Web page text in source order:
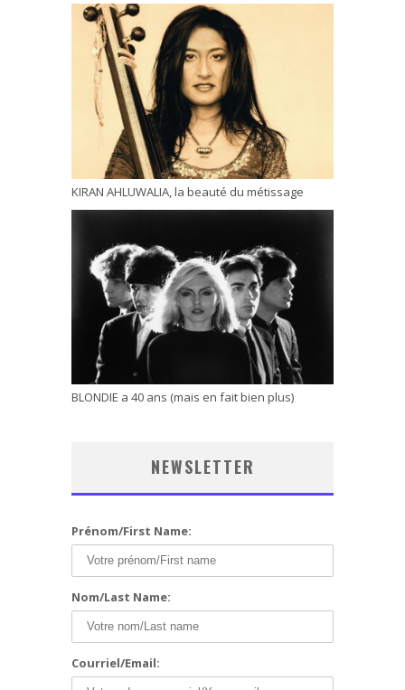
KIRAN AHLUWALIA, la beauté du métissage
BLONDIE a 40 ans (mais en fait bien plus)
NEWSLETTER
Prénom/First Name:
Nom/Last Name:
Courriel/Email: